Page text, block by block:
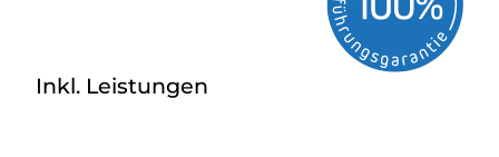
Inkl. Leistungen